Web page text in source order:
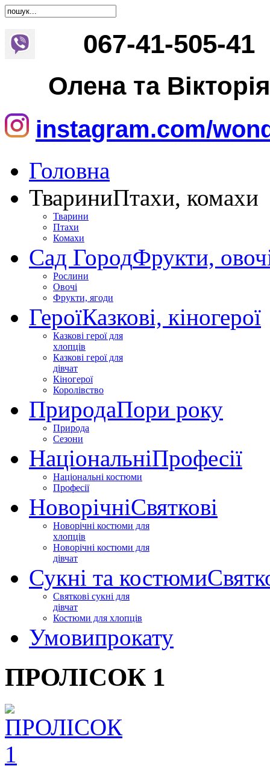
067-41-505-41
Олена та Вікторія
instagram.com/
Головна
ТвариниПтахи, комахи
Тварини
Птахи
Комахи
Сад ГородФрукти,
Рослини
Овочі
Фрукти, ягоди
ГероїКазкові, кіногерої
Казкові герої для
хлопців
Казкові герої для
дівчат
Кіногерої
Королівство
ПриродаПори року
Природа
Сезони
НаціональніПрофесії
Національні костюми
Професії
НоворічніСвяткові
Новорічні костюми для
хлопців
Новорічні костюми для
дівчат
Сукні та костюми
Святкові сукні для
дівчат
Костюми для хлопців
Умовипрокату
ПРОЛІСОК 1